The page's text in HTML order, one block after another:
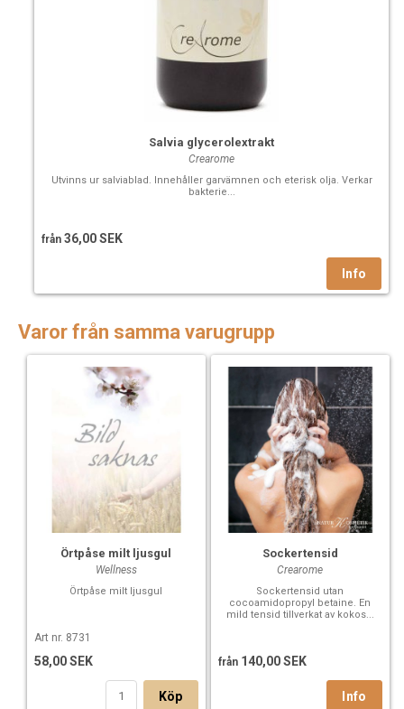
Salvia glycerolextrakt
Crearome
Utvinns ur salviablad. Innehåller garvämnen och eterisk olja. Verkar
bakterie...
från 36,00 SEK
Varor från samma varugrupp
Örtpåse milt ljusgul
Wellness
Örtpåse milt ljusgul
Art nr. 8731
58,00 SEK
Köp
Sockertensid
Crearome
Sockertensid utan
cocoamidopropyl betaine. En
mild tensid tillverkat av kokos...
från 140,00 SEK